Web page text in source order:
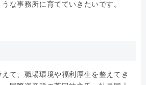
な事務所に育てていきたいです。
て、職場環境や福利厚生を整えてき